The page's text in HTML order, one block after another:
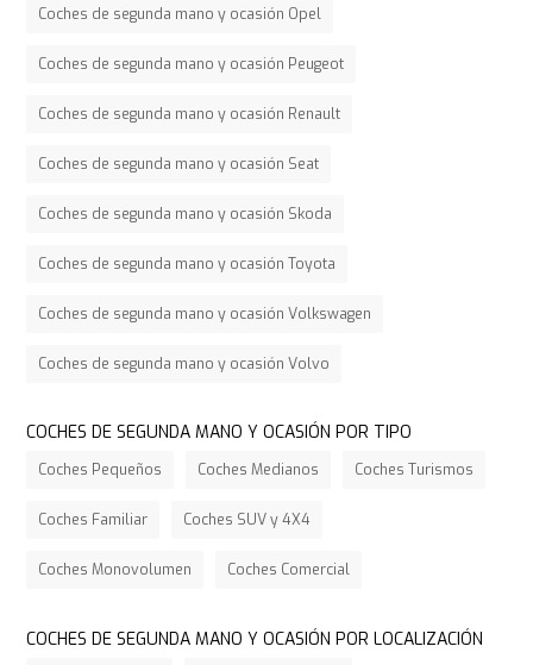
Coches de segunda mano y ocasión Opel
Coches de segunda mano y ocasión Peugeot
Coches de segunda mano y ocasión Renault
Coches de segunda mano y ocasión Seat
Coches de segunda mano y ocasión Skoda
Coches de segunda mano y ocasión Toyota
Coches de segunda mano y ocasión Volkswagen
Coches de segunda mano y ocasión Volvo
COCHES DE SEGUNDA MANO Y OCASIÓN POR TIPO
Coches Pequeños Coches Medianos Coches Turismos
Coches Familiar Coches SUV y 4X4
Coches Monovolumen Coches Comercial
COCHES DE SEGUNDA MANO Y OCASIÓN POR LOCALIZACIÓN